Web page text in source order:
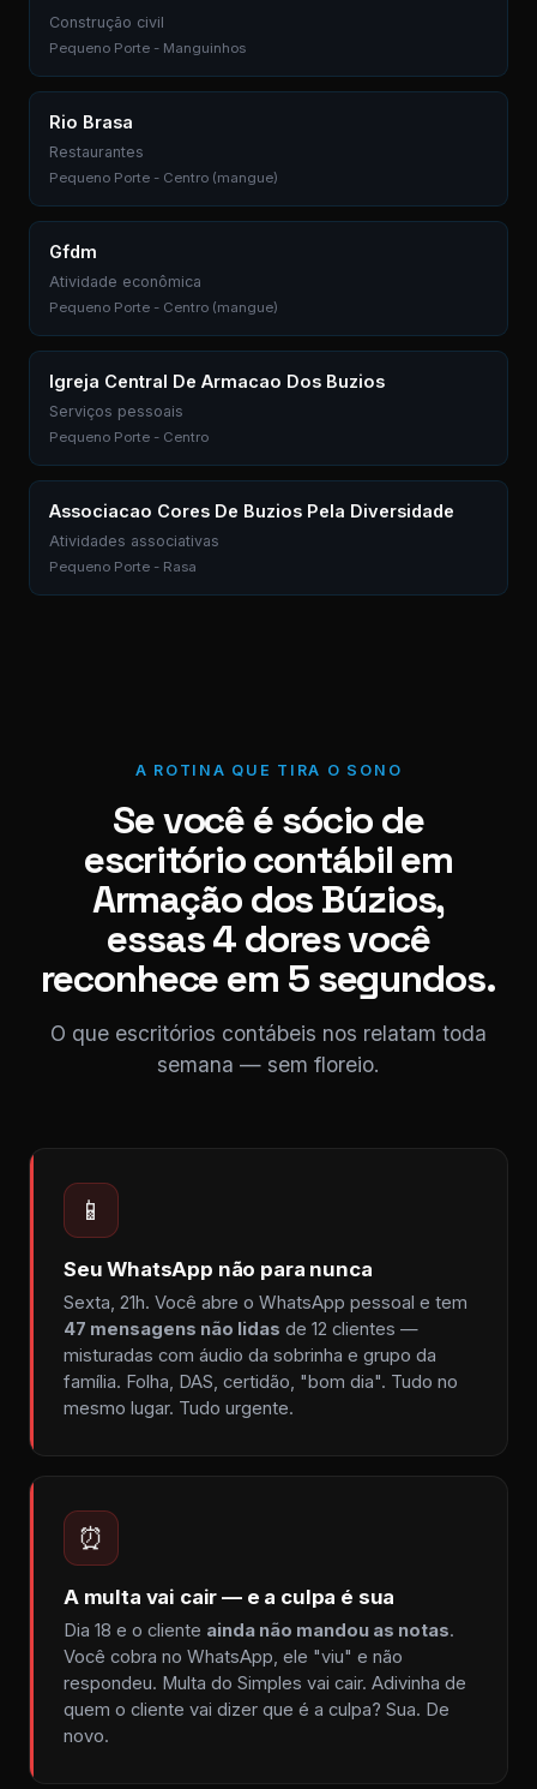
Construção civil
Pequeno Porte - Manguinhos
Rio Brasa
Restaurantes
Pequeno Porte - Centro (mangue)
Gfdm
Atividade econômica
Pequeno Porte - Centro (mangue)
Igreja Central De Armacao Dos Buzios
Serviços pessoais
Pequeno Porte - Centro
Associacao Cores De Buzios Pela Diversidade
Atividades associativas
Pequeno Porte - Rasa
A ROTINA QUE TIRA O SONO
Se você é sócio de
escritório contábil em
Armação dos Búzios,
essas 4 dores você
reconhece em 5 segundos.
O que escritórios contábeis nos relatam toda
semana — sem floreio.
📱
Seu WhatsApp não para nunca
Sexta, 21h. Você abre o WhatsApp pessoal e tem
47 mensagens não lidas de 12 clientes —
misturadas com áudio da sobrinha e grupo da
família. Folha, DAS, certidão, "bom dia". Tudo no
mesmo lugar. Tudo urgente.
⏰
A multa vai cair — e a culpa é sua
Dia 18 e o cliente ainda não mandou as notas.
Você cobra no WhatsApp, ele "viu" e não
respondeu. Multa do Simples vai cair. Adivinha de
quem o cliente vai dizer que é a culpa? Sua. De
novo.